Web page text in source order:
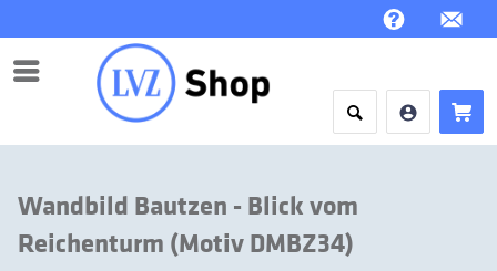
Menü
Wandbild Bautzen - Blick vom
Reichenturm (Motiv DMBZ34)